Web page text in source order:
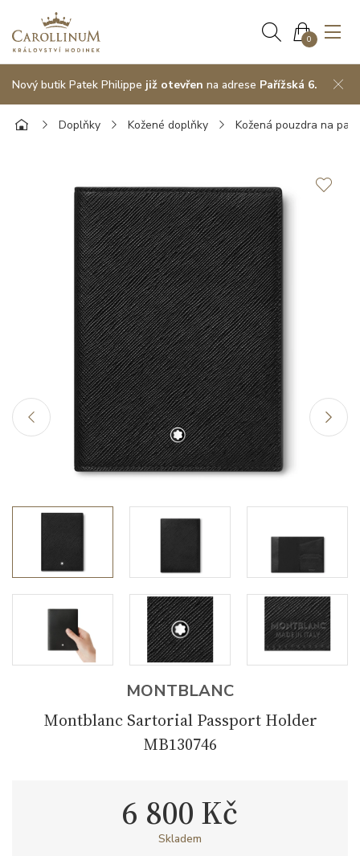
0
Nový butik Patek Philippe již otevřen na adrese Pařížská 6.
Doplňky Kožené doplňky Kožená pouzdra na pas
MONTBLANC
Montblanc Sartorial Passport Holder
MB130746
6 800 Kč
Skladem